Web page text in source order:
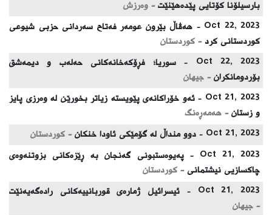
بارسیلۆنا كۆتایی پێدەهێنێت - وەرزش
Oct 22, 2023 -
هەڤاڵ بێرون عومەر فەتاح سەردانی حزبی شیوعی
کوردستانی کرد - كوردستان
Oct 22, 2023 -
سوریا؛ فڕۆكەخانەكانی حەلەب و دیمەشق
بۆردومانكران - جیهان
Oct 21, 2023 -
ئەو خۆراکانەی پێویستە زیاتر بخورێن لە وەرزی پایز
و زستان - هەمەڕەنگ
Oct 21, 2023 -
دوو منداڵ لە گۆمێكی ئاودا خنكان - كوردستان
Oct 21, 2023 -
پەیوەستبونی گەنجان بە ڕێزەکانی بزوتنەوەی
چاکسازیی نیشتمانی - كوردستان
Oct 21, 2023 -
ئیسرائیل ژمارەی قوربانییەكانی رادەگەیەنێت
- جیهان